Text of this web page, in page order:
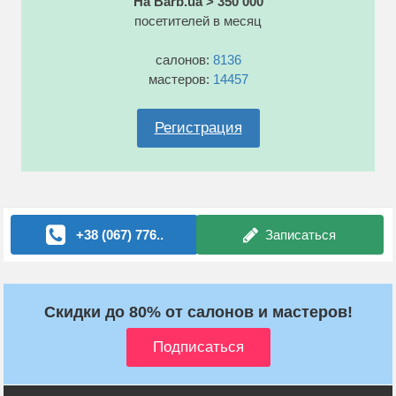
посетителей в месяц
салонов: 8136
мастеров: 14457
Регистрация
+38 (067) 776.. Записаться
Скидки до 80% от салонов и мастеров!